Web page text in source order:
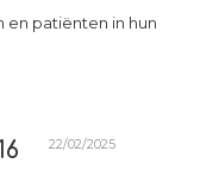
patiënten in hun
22/02/2025